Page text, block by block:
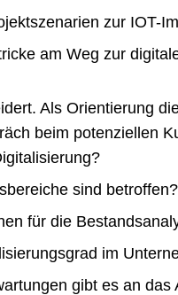
zur IOT-
am Weg zur
Als Orientierung
beim potenziellen
sind
für die
im
gibt es an